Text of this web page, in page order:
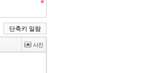
단축키 일람